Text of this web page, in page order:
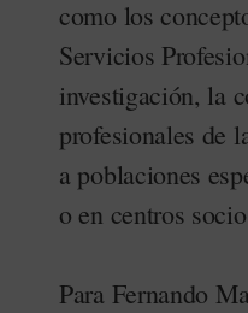
como los
Servicios
investigación, la
profesionales de
a poblaciones
o en centros
Para Fernando